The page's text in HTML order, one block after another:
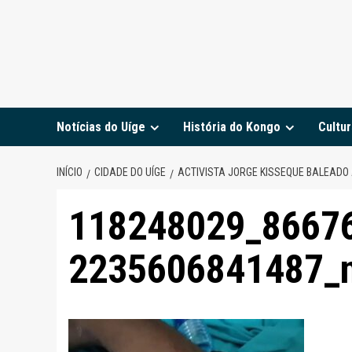
Notícias do Uíge História do Kongo
INÍCIO CIDADE DO UÍGE ACTIVISTA JORGE KISSEQUE